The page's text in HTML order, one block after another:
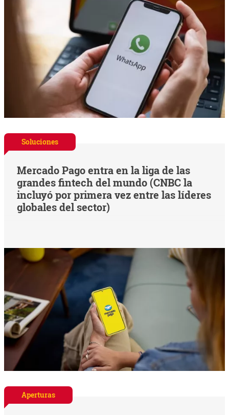
Soluciones
Mercado Pago entra en la liga de las
grandes fintech del mundo (CNBC la
incluyó por primera vez entre las líderes
globales del sector)
Aperturas